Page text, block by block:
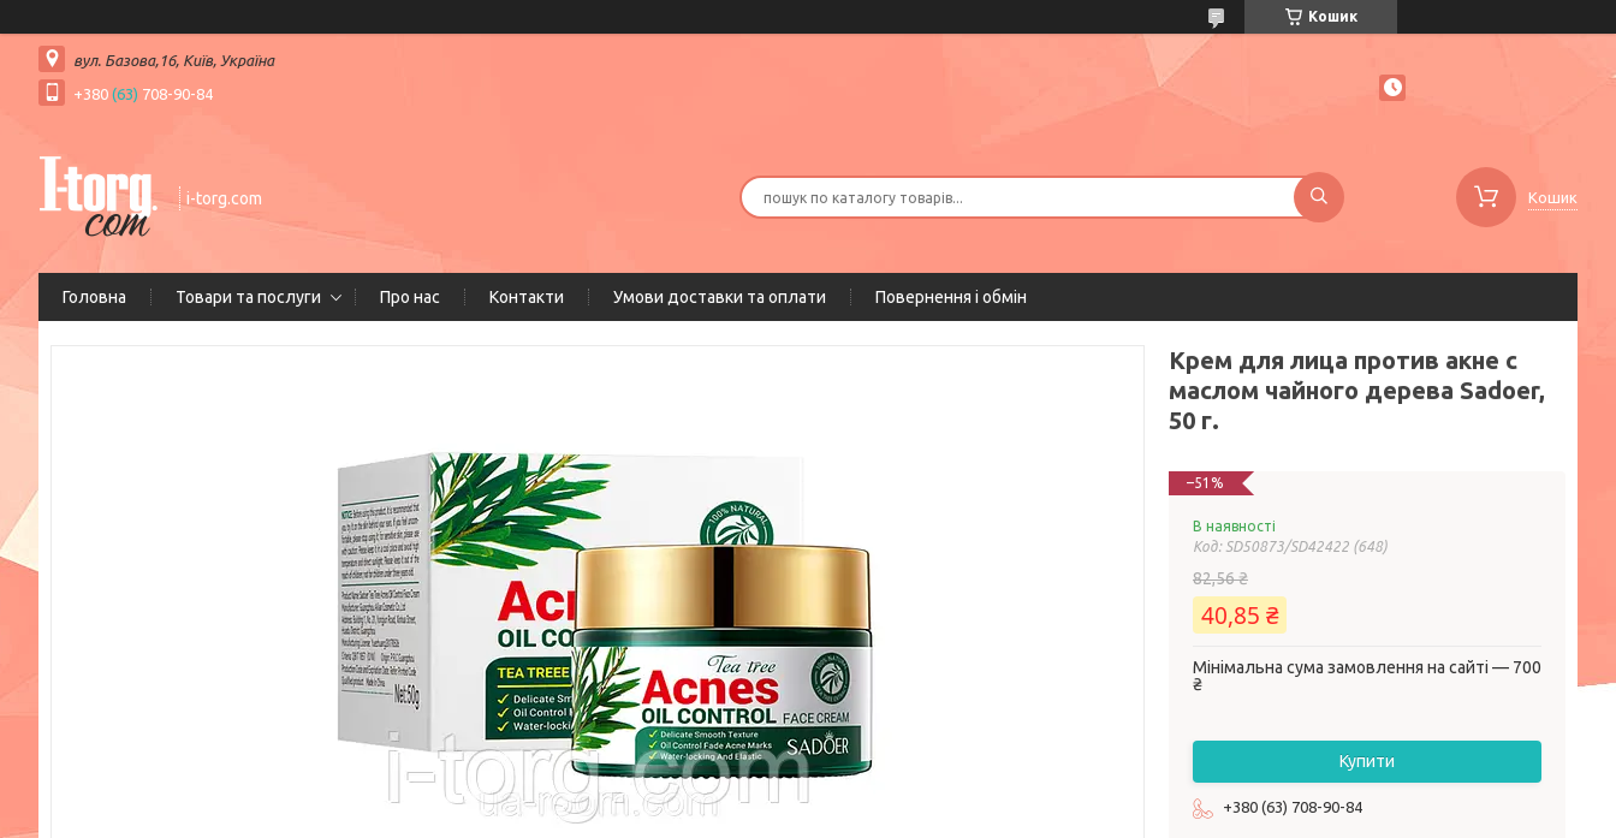
Кошик
вул. Базова,16, Київ, Україна
+380 (63) 708-90-84
i-torg.com Кошик
Головна Товари та послуги Про нас Контакти Умови доставки та оплати Повернення і обмін
Крем для лица против акне с
маслом чайного дерева Sadoer,
50 г.
–51%
В наявності
Код: SD50873/SD42422 (648)
82,56 ₴
40,85 ₴
Мінімальна сума замовлення на сайті — 700
₴
Купити
+380 (63) 708-90-84